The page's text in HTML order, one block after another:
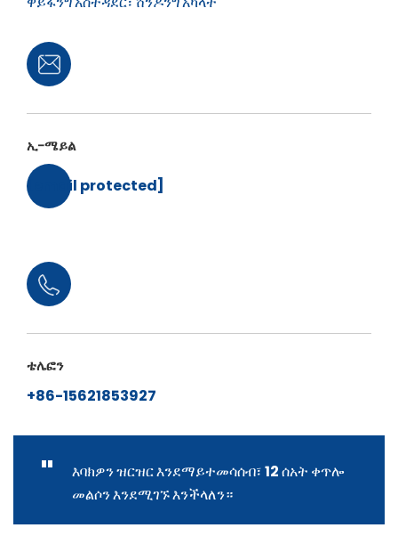
ኢ-ሜይል
[email protected]
ቴሌፎን
+86-15621853927
"
እባክዎን ዝርዝር እንደማይተመሳሰብ፣ 12 ሰአት ቀጥሎ
መልሶን እንደሚገኙ እንችላለን።